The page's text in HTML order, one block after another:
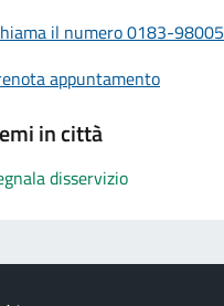
il numero 0183-98005
appuntamento
in città
disservizio